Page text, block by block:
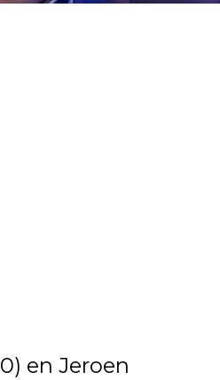
en Jeroen